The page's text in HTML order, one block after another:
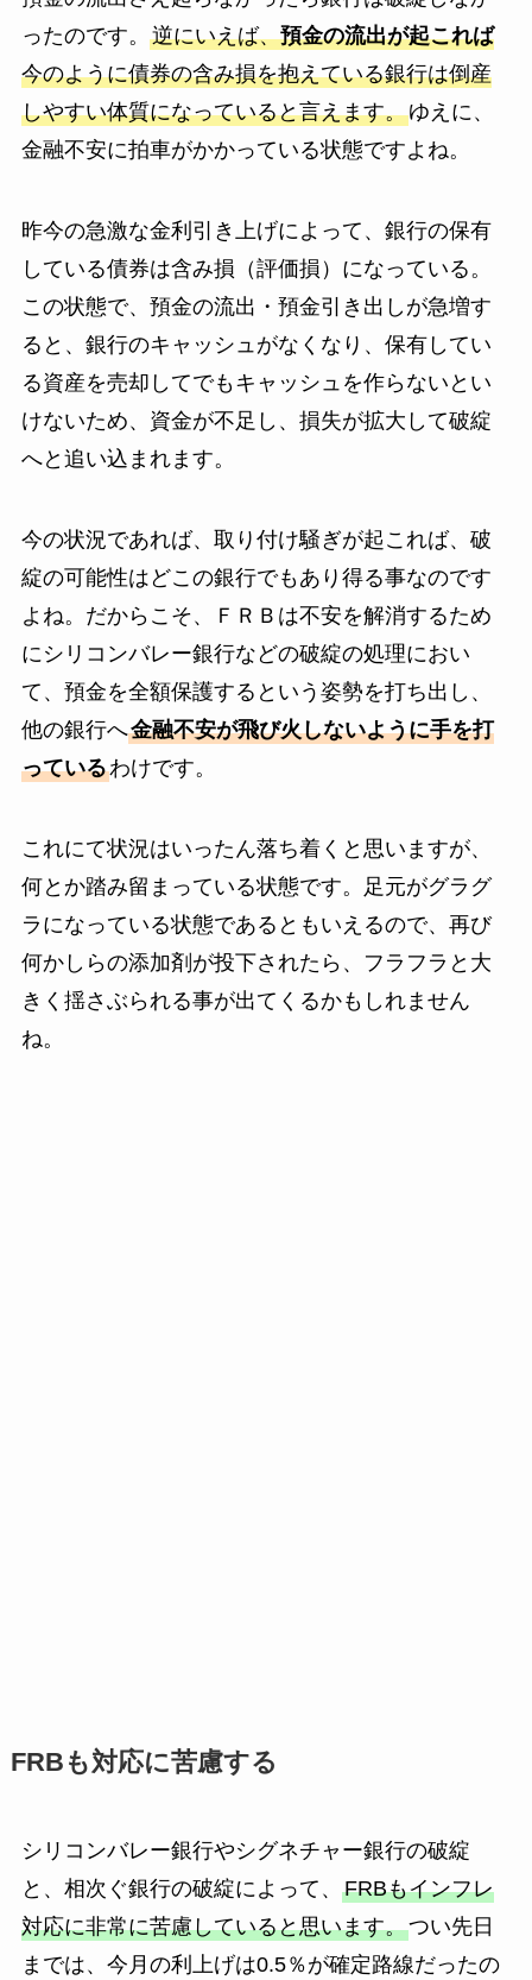
ったのです。 逆にいえば、預金の流出が起これば
今のように債券の含み損を抱えている銀行は倒産
しやすい体質になっていると言えます。ゆえに、
金融不安に拍車がかかっている状態ですよね。
昨今の急激な金利引き上げによって、銀行の保有
している債券は含み損（評価損）になっている。
この状態で、預金の流出・預金引き出しが急増す
ると、銀行のキャッシュがなくなり、保有してい
る資産を売却してでもキャッシュを作らないとい
けないため、資金が不足し、損失が拡大して破綻
へと追い込まれます。
今の状況であれば、取り付け騒ぎが起これば、破
綻の可能性はどこの銀行でもあり得る事なのです
よね。だからこそ、ＦＲＢは不安を解消するため
にシリコンバレー銀行などの破綻の処理におい
て、預金を全額保護するという姿勢を打ち出し、
他の銀行へ金融不安が飛び火しないように手を打
っているわけです。
これにて状況はいったん落ち着くと思いますが、
何とか踏み留まっている状態です。足元がグラグ
ラになっている状態であるともいえるので、再び
何かしらの添加剤が投下されたら、フラフラと大
きく揺さぶられる事が出てくるかもしれません
ね。
FRBも対応に苦慮する
シリコンバレー銀行やシグネチャー銀行の破綻
と、相次ぐ銀行の破綻によって、 FRBもインフレ
対応に非常に苦慮していると思います。つい先日
までは、今月の利上げは0.5％が確定路線だったの